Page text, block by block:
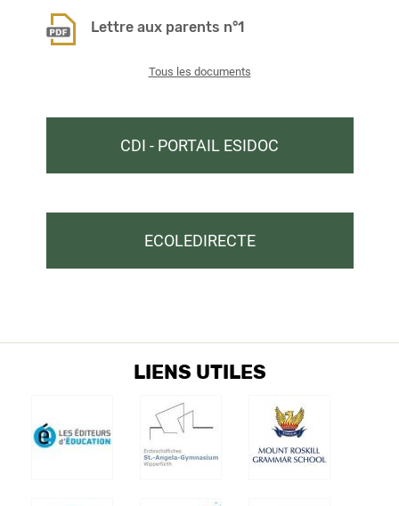
Lettre aux parents n°1
Tous les documents
CDI - PORTAIL ESIDOC
ECOLEDIRECTE
LIENS UTILES